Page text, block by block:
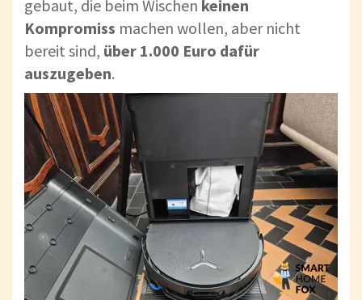
gebaut, die beim Wischen keinen
Kompromiss machen wollen, aber nicht
bereit sind, über 1.000 Euro dafür
auszugeben.